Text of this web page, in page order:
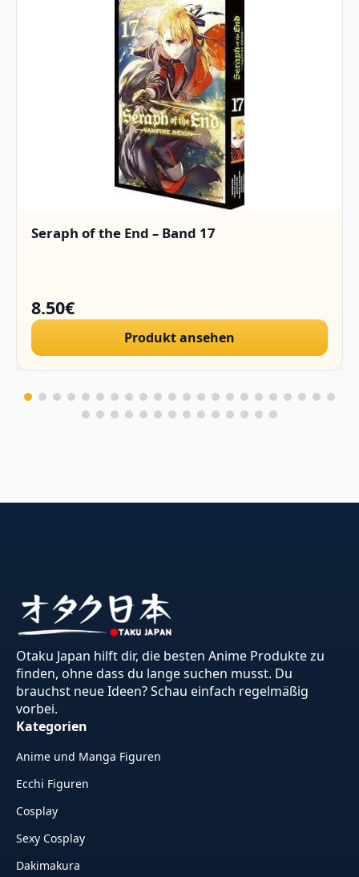
Seraph of the End – Band 17
8.50€
Produkt ansehen
Otaku Japan hilft dir, die besten Anime Produkte zu
finden, ohne dass du lange suchen musst. Du
brauchst neue Ideen? Schau einfach regelmäßig
vorbei.
Kategorien
Anime und Manga Figuren
Ecchi Figuren
Cosplay
Sexy Cosplay
Dakimakura